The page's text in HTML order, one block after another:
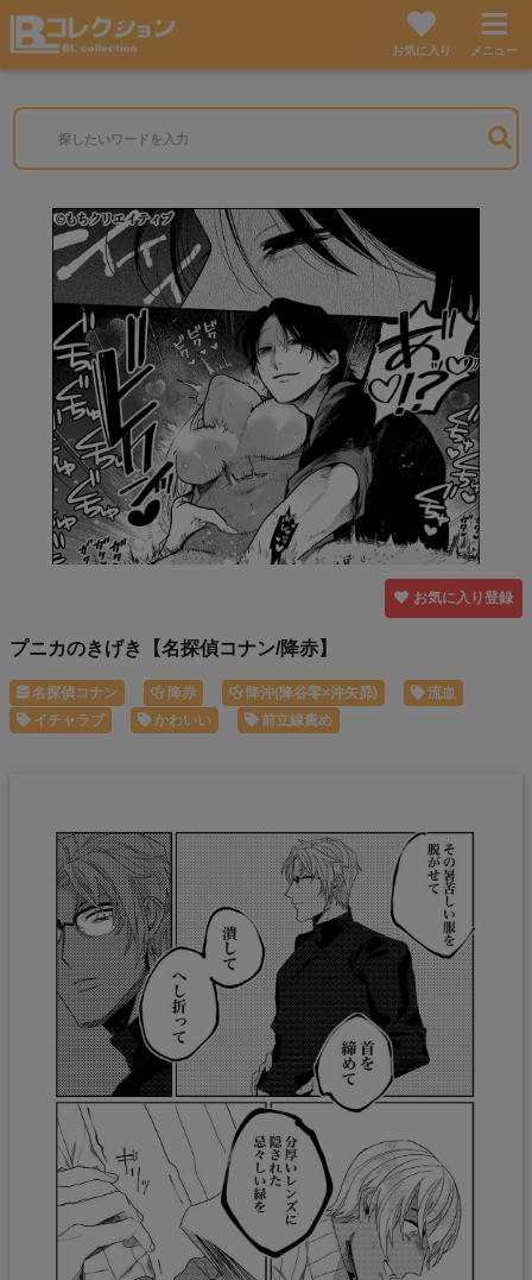
お気に入り メニュー
お気に入り登録
プニカのきげき【名探偵コナン/降赤】
名探偵コナン 降赤 降沖(降谷零×沖矢昴)
流血
イチャラブ
かわいい 前立線責め